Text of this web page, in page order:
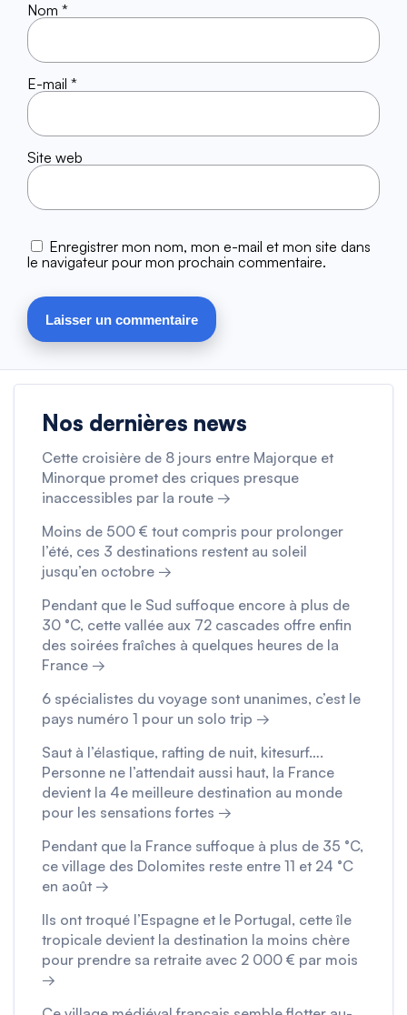
Nom *
E-mail *
Site web
Enregistrer mon nom, mon e-mail et mon site dans
le navigateur pour mon prochain commentaire.
Nos dernières news
Cette croisière de 8 jours entre Majorque et
Minorque promet des criques presque
inaccessibles par la route →
Moins de 500 € tout compris pour prolonger
l’été, ces 3 destinations restent au soleil
jusqu’en octobre →
Pendant que le Sud suffoque encore à plus de
30 °C, cette vallée aux 72 cascades offre enfin
des soirées fraîches à quelques heures de la
France →
6 spécialistes du voyage sont unanimes, c’est le
pays numéro 1 pour un solo trip →
Saut à l’élastique, rafting de nuit, kitesurf….
Personne ne l’attendait aussi haut, la France
devient la 4e meilleure destination au monde
pour les sensations fortes →
Pendant que la France suffoque à plus de 35 °C,
ce village des Dolomites reste entre 11 et 24 °C
en août →
Ils ont troqué l’Espagne et le Portugal, cette île
tropicale devient la destination la moins chère
pour prendre sa retraite avec 2 000 € par mois
→